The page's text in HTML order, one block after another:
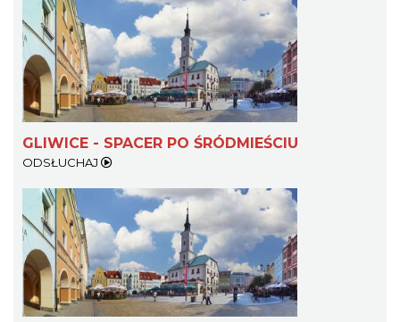
GLIWICE - SPACER PO ŚRÓDMIEŚCIU
ODSŁUCHAJ